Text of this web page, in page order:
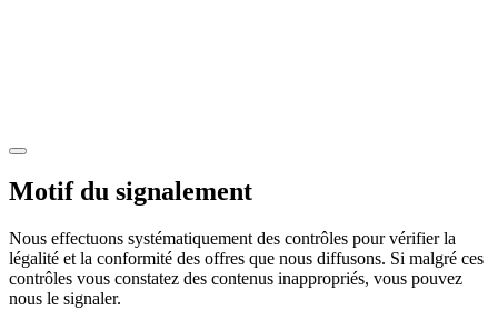
Motif du signalement
Nous effectuons systématiquement des contrôles pour vérifier la
légalité et la conformité des offres que nous diffusons. Si malgré ces
contrôles vous constatez des contenus inappropriés, vous pouvez
nous le signaler.